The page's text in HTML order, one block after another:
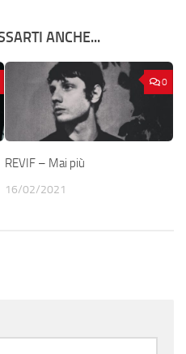
ANCHE...
0
REVIF – Mai più
16/02/2021